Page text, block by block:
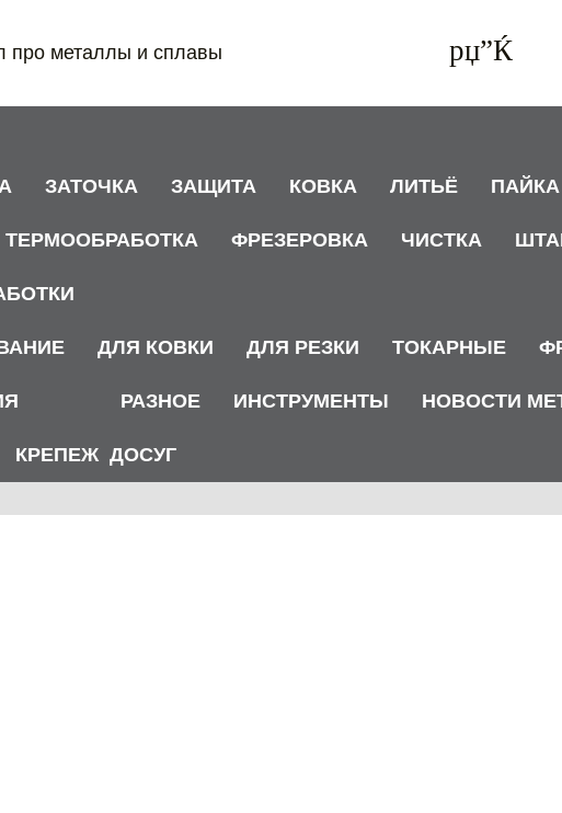
про металлы и сплавы
ЗАТОЧКА ЗАЩИТА КОВКА ЛИТЬЁ ПАЙКА
ТЕРМООБРАБОТКА ФРЕЗЕРОВКА ЧИСТКА
ДЛЯ КОВКИ ДЛЯ РЕЗКИ ТОКАРНЫЕ
КРЕПЕЖ
РАЗНОЕ
ДОСУГ
ИНСТРУМЕНТЫ НОВОСТИ